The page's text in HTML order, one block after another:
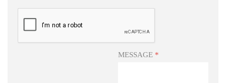
MESSAGE *